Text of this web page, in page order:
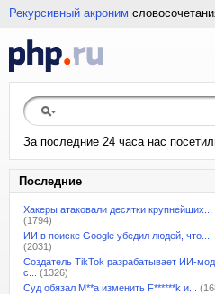
Рекурсивный акроним
За последние 24 часа нас
Последние
Хакеры атаковали десятки крупнейших...
(1794)
ИИ в поиске Google убедил людей, что...
(2031)
Создатель TikTok разрабатывает ИИ-
с...
(1326)
Суд обязал M**a изменить F******k и...